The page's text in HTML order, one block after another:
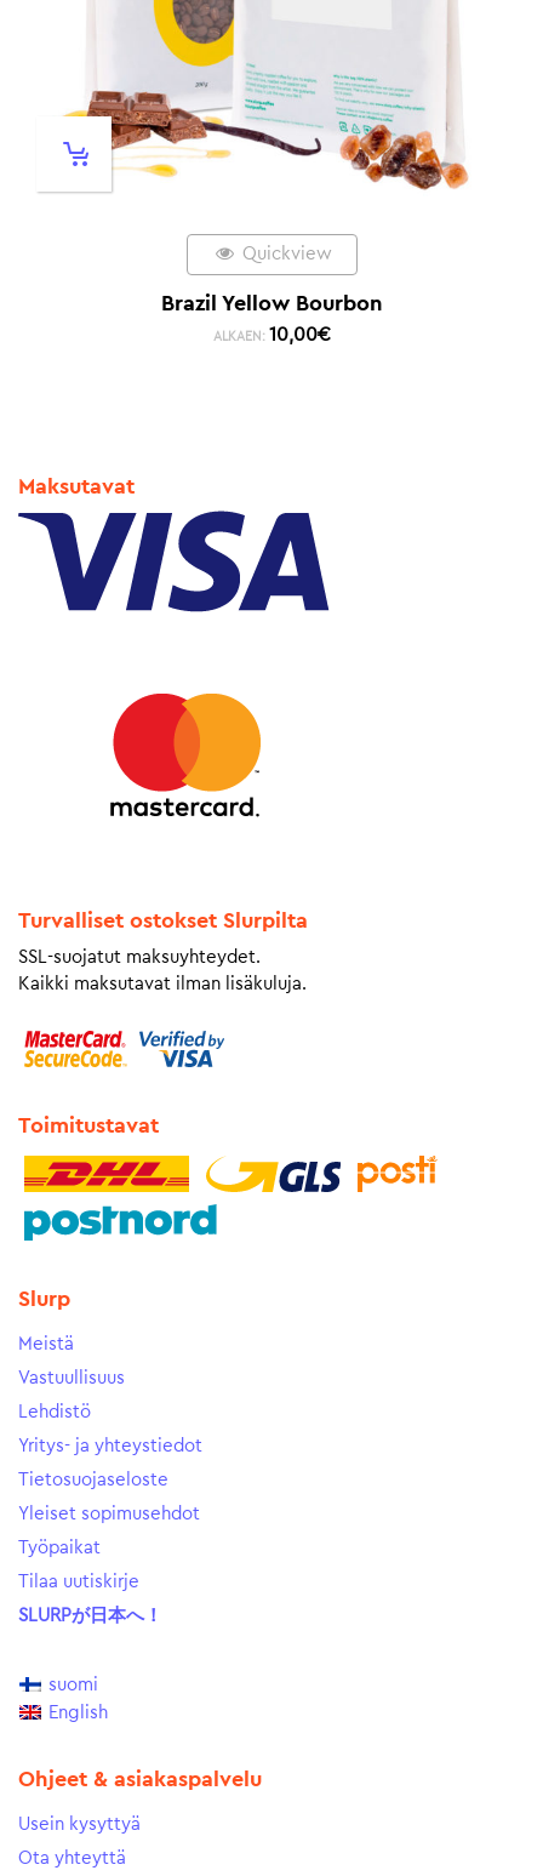
Quickview
Brazil Yellow Bourbon
ALKAEN: 10,00€
Maksutavat
Turvalliset ostokset Slurpilta
SSL-suojatut maksuyhteydet.
Kaikki maksutavat ilman lisäkuluja.
Toimitustavat
Slurp
Meistä
Vastuullisuus
Lehdistö
Yritys- ja yhteystiedot
Tietosuojaseloste
Yleiset sopimusehdot
Työpaikat
Tilaa uutiskirje
SLURPが日本へ！
suomi
English
Ohjeet & asiakaspalvelu
Usein kysyttyä
Ota yhteyttä